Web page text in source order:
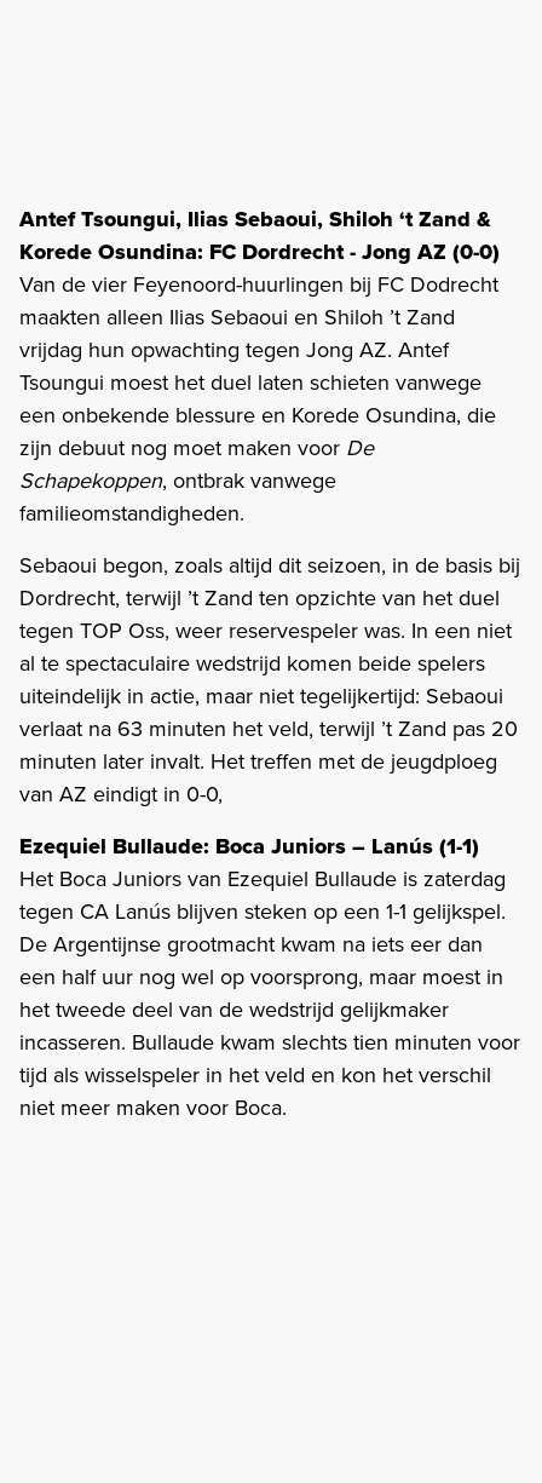
Antef Tsoungui, Ilias Sebaoui, Shiloh ‘t Zand &
Korede Osundina: FC Dordrecht - Jong AZ (0-0)
Van de vier Feyenoord-huurlingen bij FC Dodrecht
maakten alleen Ilias Sebaoui en Shiloh ’t Zand
vrijdag hun opwachting tegen Jong AZ. Antef
Tsoungui moest het duel laten schieten vanwege
een onbekende blessure en Korede Osundina, die
zijn debuut nog moet maken voor De
Schapekoppen, ontbrak vanwege
familieomstandigheden.
Sebaoui begon, zoals altijd dit seizoen, in de basis bij
Dordrecht, terwijl ’t Zand ten opzichte van het duel
tegen TOP Oss, weer reservespeler was. In een niet
al te spectaculaire wedstrijd komen beide spelers
uiteindelijk in actie, maar niet tegelijkertijd: Sebaoui
verlaat na 63 minuten het veld, terwijl ’t Zand pas 20
minuten later invalt. Het treffen met de jeugdploeg
van AZ eindigt in 0-0,
Ezequiel Bullaude: Boca Juniors – Lanús (1-1)
Het Boca Juniors van Ezequiel Bullaude is zaterdag
tegen CA Lanús blijven steken op een 1-1 gelijkspel.
De Argentijnse grootmacht kwam na iets eer dan
een half uur nog wel op voorsprong, maar moest in
het tweede deel van de wedstrijd gelijkmaker
incasseren. Bullaude kwam slechts tien minuten voor
tijd als wisselspeler in het veld en kon het verschil
niet meer maken voor Boca.